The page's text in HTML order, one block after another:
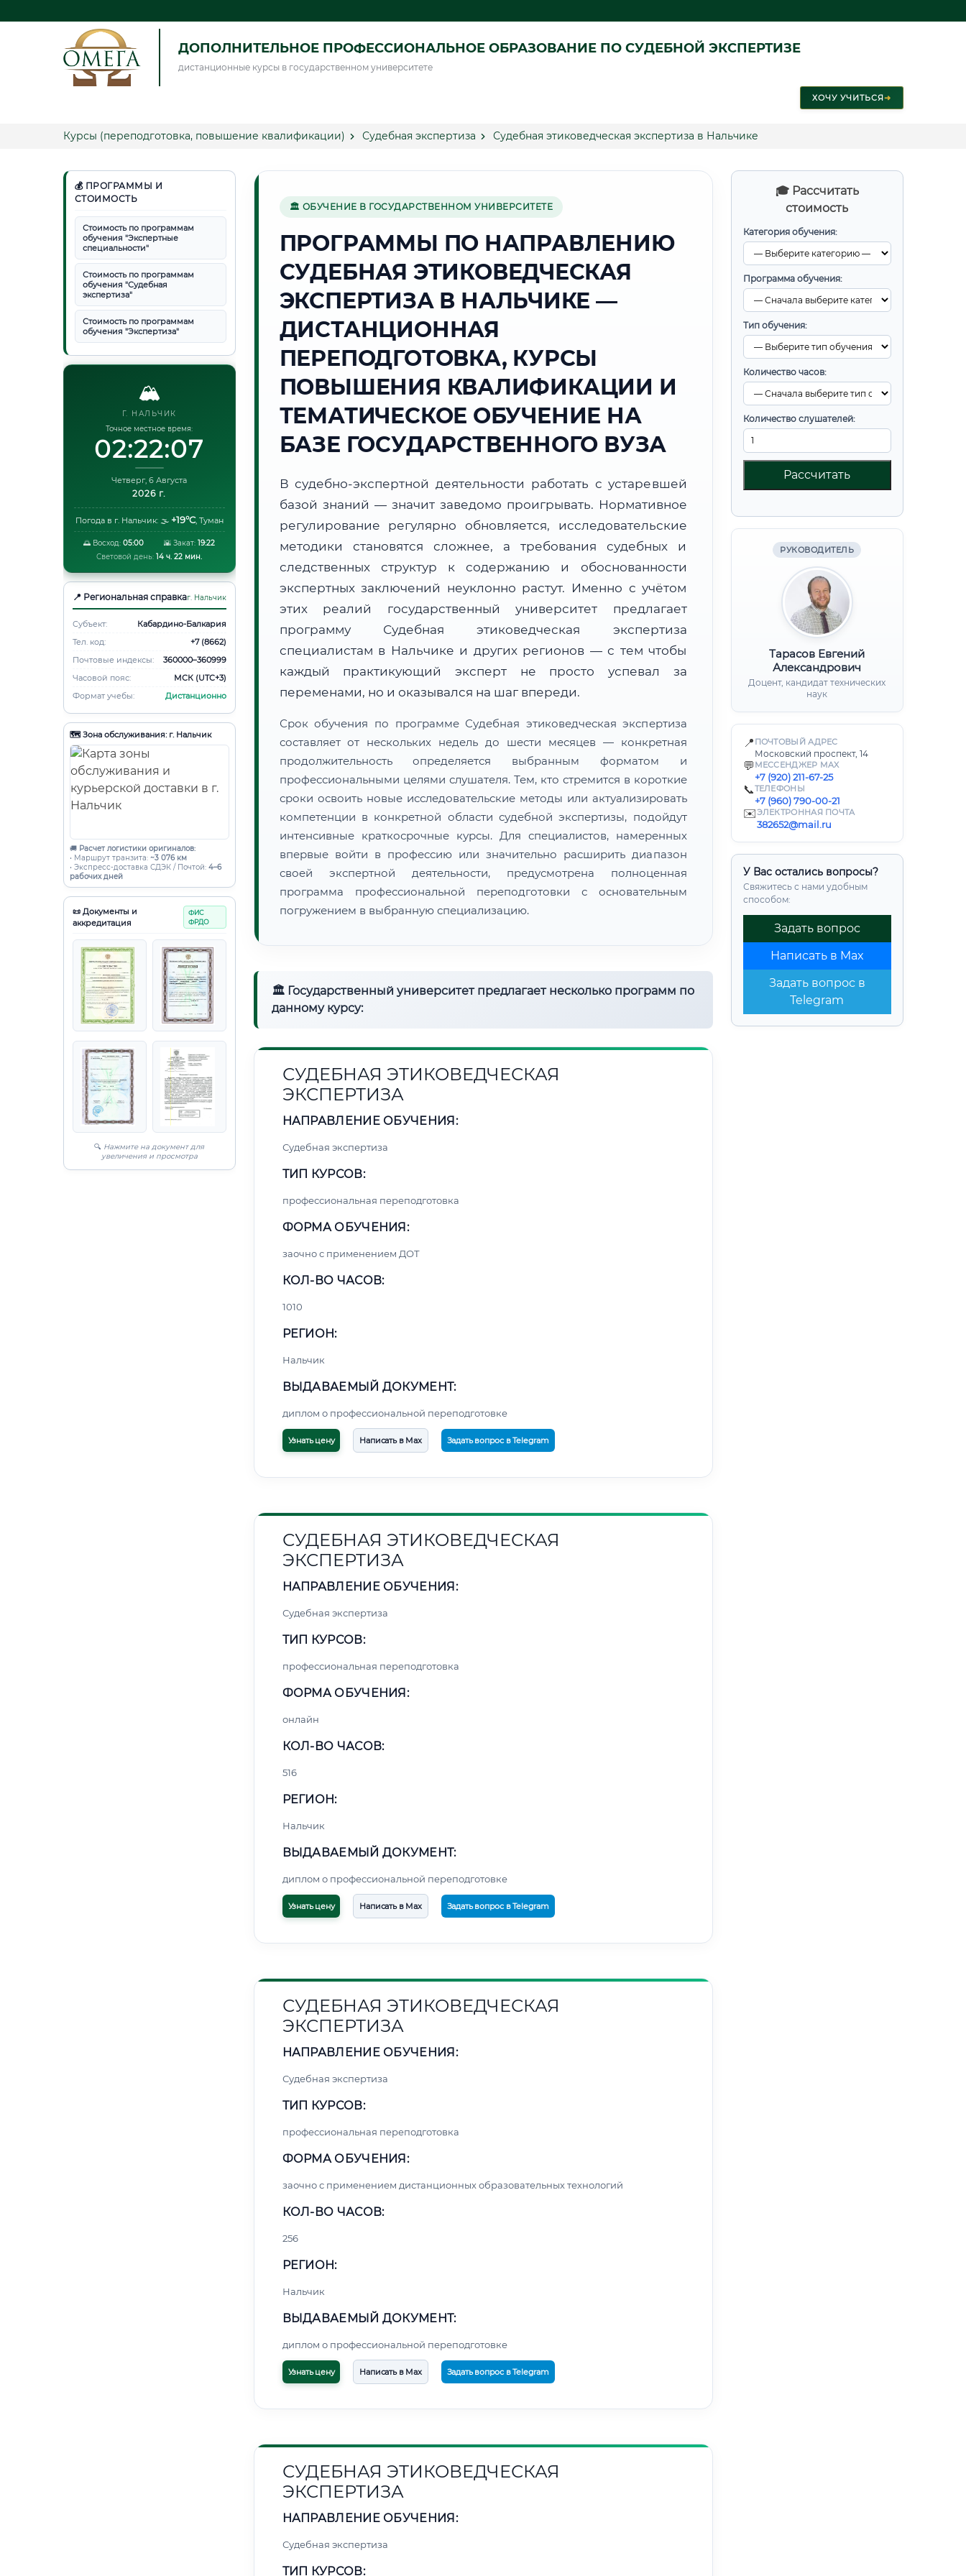
ДОПОЛНИТЕЛЬНОЕ ПРОФЕССИОНАЛЬНОЕ ОБРАЗОВАНИЕ ПО СУДЕБНОЙ ЭКСПЕРТИЗЕ
дистанционные курсы в государственном университете
ХОЧУ УЧИТЬСЯ➜
Курсы (переподготовка, повышение квалификации) Судебная экспертиза Судебная этиковедческая экспертиза в Нальчике
💰 ПРОГРАММЫ И
СТОИМОСТЬ
Стоимость по программам
обучения "Экспертные
специальности"
Стоимость по программам
обучения "Судебная
экспертиза"
Стоимость по программам
обучения "Экспертиза"
🏔️
Г. НАЛЬЧИК
Точное местное время:
02:22:08
Четверг, 6 Августа
2026 г.
Погода в г. Нальчик: 🌫️ +19°C, Туман
🌅 Восход:05:00 🌇 Закат: 19:22
Световой день: 14 ч. 22 мин.
📍 Региональная справкаг. Нальчик
Субъект:
Кабардино-Балкария
Тел. код:
+7 (8662)
Почтовые индексы:
360000–360999
Часовой пояс:
МСК (UTC+3)
Формат учебы:
Дистанционно
🗺️ Зона обслуживания: г. Нальчик
🚚 Расчет логистики оригиналов:
• Маршрут транзита: ~3 076 км
• Экспресс-доставка СДЭК / Почтой: 4–6
рабочих дней
📜 Документы и
аккредитация
ФИС
ФРДО
🔍 Нажмите на документ для
увеличения и просмотра
🎓 Рассчитать
стоимость
Категория обучения:
Программа обучения:
Тип обучения:
Количество часов:
Количество слушателей:
Рассчитать
РУКОВОДИТЕЛЬ
Тарасов Евгений
Александрович
Доцент, кандидат технических
наук
📍 ПОЧТОВЫЙ АДРЕС
Московский проспект, 14
💬 МЕССЕНДЖЕР MAX
+7 (920) 211-67-25
📞ТЕЛЕФОНЫ
+7 (960) 790-00-21
✉️ЭЛЕКТРОННАЯ ПОЧТА
382652@mail.ru
У Вас остались вопросы?
Свяжитесь с нами удобным
способом:
Задать вопрос
Написать в Max
Задать вопрос в
Telegram
🏛 ОБУЧЕНИЕ В ГОСУДАРСТВЕННОМ УНИВЕРСИТЕТЕ
ПРОГРАММЫ ПО НАПРАВЛЕНИЮ
СУДЕБНАЯ ЭТИКОВЕДЧЕСКАЯ
ЭКСПЕРТИЗА В НАЛЬЧИКЕ —
ДИСТАНЦИОННАЯ
ПЕРЕПОДГОТОВКА, КУРСЫ
ПОВЫШЕНИЯ КВАЛИФИКАЦИИ И
ТЕМАТИЧЕСКОЕ ОБУЧЕНИЕ НА
БАЗЕ ГОСУДАРСТВЕННОГО ВУЗА
В судебно-экспертной деятельности работать с устаревшей
базой знаний — значит заведомо проигрывать. Нормативное
регулирование регулярно обновляется, исследовательские
методики становятся сложнее, а требования судебных и
следственных структур к содержанию и обоснованности
экспертных заключений неуклонно растут. Именно с учётом
этих реалий государственный университет предлагает
программу Судебная этиковедческая экспертиза
специалистам в Нальчике и других регионов — с тем чтобы
каждый практикующий эксперт не просто успевал за
переменами, но и оказывался на шаг впереди.
Срок обучения по программе Судебная этиковедческая экспертиза
составляет от нескольких недель до шести месяцев — конкретная
продолжительность определяется выбранным форматом и
профессиональными целями слушателя. Тем, кто стремится в короткие
сроки освоить новые исследовательские методы или актуализировать
компетенции в конкретной области судебной экспертизы, подойдут
интенсивные краткосрочные курсы. Для специалистов, намеренных
впервые войти в профессию или значительно расширить диапазон
своей экспертной деятельности, предусмотрена полноценная
программа профессиональной переподготовки с основательным
погружением в выбранную специализацию.
🏛 Государственный университет предлагает несколько программ по
данному курсу:
СУДЕБНАЯ ЭТИКОВЕДЧЕСКАЯ
ЭКСПЕРТИЗА
НАПРАВЛЕНИЕ ОБУЧЕНИЯ:
Судебная экспертиза
ТИП КУРСОВ:
профессиональная переподготовка
ФОРМА ОБУЧЕНИЯ:
заочно с применением ДОТ
КОЛ-ВО ЧАСОВ:
1010
РЕГИОН:
Нальчик
ВЫДАВАЕМЫЙ ДОКУМЕНТ:
диплом о профессиональной переподготовке
Узнать цену Написать в Max Задать вопрос в Telegram
СУДЕБНАЯ ЭТИКОВЕДЧЕСКАЯ
ЭКСПЕРТИЗА
НАПРАВЛЕНИЕ ОБУЧЕНИЯ:
Судебная экспертиза
ТИП КУРСОВ:
профессиональная переподготовка
ФОРМА ОБУЧЕНИЯ:
онлайн
КОЛ-ВО ЧАСОВ:
516
РЕГИОН:
Нальчик
ВЫДАВАЕМЫЙ ДОКУМЕНТ:
диплом о профессиональной переподготовке
Узнать цену Написать в Max Задать вопрос в Telegram
СУДЕБНАЯ ЭТИКОВЕДЧЕСКАЯ
ЭКСПЕРТИЗА
НАПРАВЛЕНИЕ ОБУЧЕНИЯ:
Судебная экспертиза
ТИП КУРСОВ:
профессиональная переподготовка
ФОРМА ОБУЧЕНИЯ:
заочно с применением дистанционных образовательных технологий
КОЛ-ВО ЧАСОВ:
256
РЕГИОН:
Нальчик
ВЫДАВАЕМЫЙ ДОКУМЕНТ:
диплом о профессиональной переподготовке
Узнать цену Написать в Max Задать вопрос в Telegram
СУДЕБНАЯ ЭТИКОВЕДЧЕСКАЯ
ЭКСПЕРТИЗА
НАПРАВЛЕНИЕ ОБУЧЕНИЯ:
Судебная экспертиза
ТИП КУРСОВ: